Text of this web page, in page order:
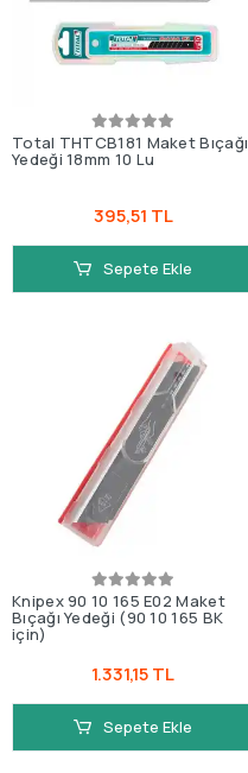
Total THTCB181 Maket Bıçağı
Yedeği 18mm 10 Lu
395,51 TL
Sepete Ekle
Knipex 90 10 165 E02 Maket
Bıçağı Yedeği (90 10 165 BK
için)
1.331,15 TL
Sepete Ekle